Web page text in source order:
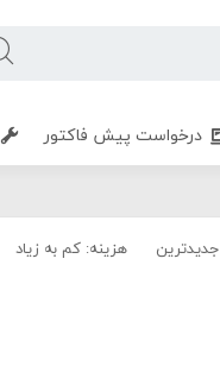
درخواست پیش فاکتور
جدیدترین هزینه: کم به زیاد